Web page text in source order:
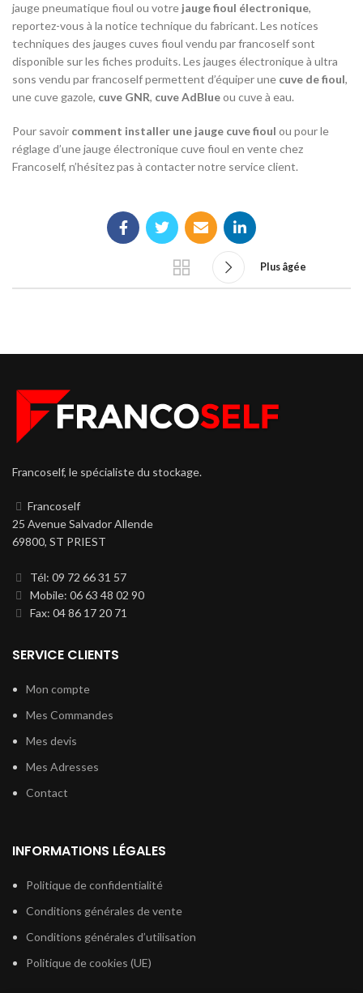
jauge pneumatique fioul ou votre jauge fioul électronique,
reportez-vous à la notice technique du fabricant. Les notices
techniques des jauges cuves fioul vendu par francoself sont
disponible sur les fiches produits. Les jauges électronique à ultra
sons vendu par francoself permettent d’équiper une cuve de fioul,
une cuve gazole, cuve GNR, cuve AdBlueou cuve à eau.
Pour savoir comment installer une jauge cuve fioul ou pour le
réglage d’une jauge électronique cuve fioul en vente chez
Francoself, n’hésitez pas à contacter notre service client.
Plus âgée
Francoself, le spécialiste du stockage.
Francoself
25 Avenue Salvador Allende
69800, ST PRIEST
Tél: 09 72 66 31 57
Mobile: 06 63 48 02 90
Fax: 04 86 17 20 71
SERVICE CLIENTS
Mon compte
Mes Commandes
Mes devis
Mes Adresses
Contact
INFORMATIONS LÉGALES
Politique de confidentialité
Conditions générales de vente
Conditions générales d’utilisation
Politique de cookies (UE)